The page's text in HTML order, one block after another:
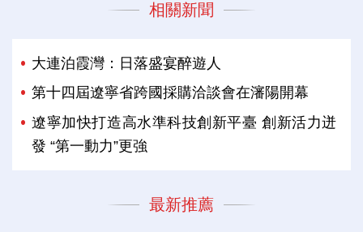
相關新聞
大連泊霞灣：日落盛宴醉遊人
第十四屆遼寧省跨國採購洽談會在瀋陽開幕
遼寧加快打造高水準科技創新平臺 創新活力迸
發 “第一動力”更強
最新推薦